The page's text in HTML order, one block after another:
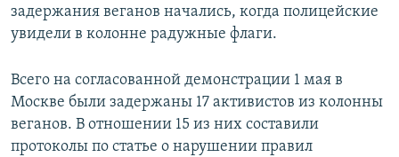
задержания веганов начались, когда полицейские
увидели в колонне радужные флаги.
Всего на согласованной демонстрации 1 мая в
Москве были задержаны 17 активистов из колонны
веганов. В отношении 15 из них составили
протоколы по статье о нарушении правил